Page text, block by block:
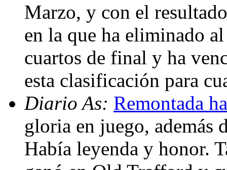
Marzo, y con el
en la que ha eliminado
cuartos de final y ha
esta clasificación para
Diario As: Remontada
gloria en juego, además
Había leyenda y honor.